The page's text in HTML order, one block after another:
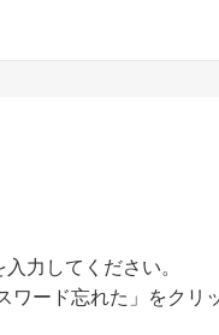
力してください。
ード忘れた」をクリ